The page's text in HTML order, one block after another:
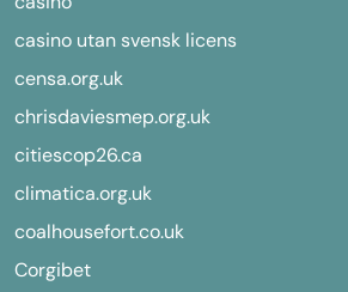
casino utan svensk licens
censa.org.uk
chrisdaviesmep.org.uk
citiescop26.ca
climatica.org.uk
coalhousefort.co.uk
Corgibet